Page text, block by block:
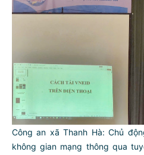
Công an xã Thanh Hà: Chủ
không gian mạng thông qua